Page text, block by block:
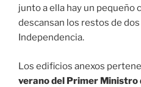
junto a ella hay un pequeño
descansan los restos de
Independencia.
Los edificios anexos
verano del Primer Ministro